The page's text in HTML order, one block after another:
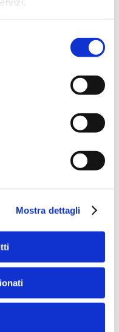
Mostra dettagli
sottovalutano che
è giocare a Monopoli.
della finanza, c’è
artificiale capaci
basandosi su
di base, ma non può
guadagni, anche se
sempre maggiori
fidarsi i risparmiatori
dovuto agli episodi
negli ultimi anni. Ma
della finanza